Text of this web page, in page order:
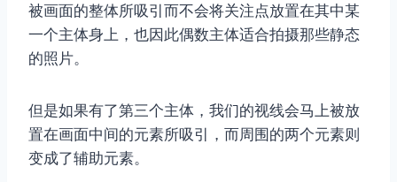
被画面的整体所吸引而不会将关注点放置在其中某
一个主体身上，也因此偶数主体适合拍摄那些静态
的照片。
但是如果有了第三个主体，我们的视线会马上被放
置在画面中间的元素所吸引，而周围的两个元素则
变成了辅助元素。